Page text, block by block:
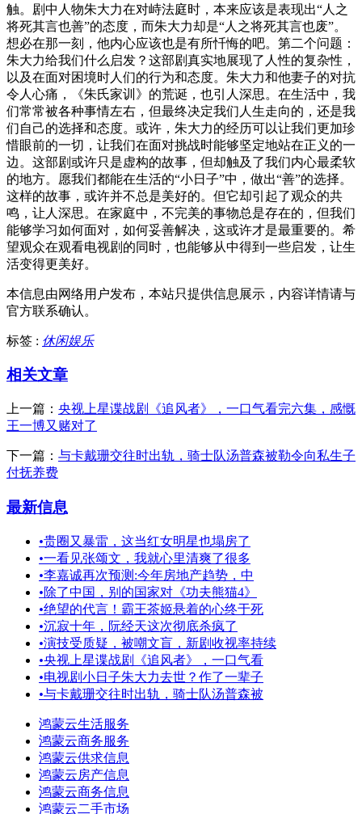
触。剧中人物朱大力在对峙法庭时，本来应该是表现出“人之
将死其言也善”的态度，而朱大力却是“人之将死其言也废”。
想必在那一刻，他内心应该也是有所忏悔的吧。第二个问题：
朱大力给我们什么启发？这部剧真实地展现了人性的复杂性，
以及在面对困境时人们的行为和态度。朱大力和他妻子的对抗
令人心痛，《朱氏家训》的荒诞，也引人深思。在生活中，我
们常常被各种事情左右，但最终决定我们人生走向的，还是我
们自己的选择和态度。或许，朱大力的经历可以让我们更加珍
惜眼前的一切，让我们在面对挑战时能够坚定地站在正义的一
边。这部剧或许只是虚构的故事，但却触及了我们内心最柔软
的地方。愿我们都能在生活的“小日子”中，做出“善”的选择。
这样的故事，或许并不总是美好的。但它却引起了观众的共
鸣，让人深思。在家庭中，不完美的事物总是存在的，但我们
能够学习如何面对，如何妥善解决，这或许才是最重要的。希
望观众在观看电视剧的同时，也能够从中得到一些启发，让生
活变得更美好。
本信息由网络用户发布， 本站只提供信息展示，内容详情请与
官方联系确认。
标签 : 休闲娱乐
相关文章
上一篇： 央视上星谍战剧《追风者》，一口气看完六集，感慨
王一博又赌对了
下一篇： 与卡戴珊交往时出轨，骑士队汤普森被勒令向私生子
付抚养费
最新信息
•贵圈又暴雷，这当红女明星也塌房了
•一看见张颂文，我就心里清爽了很多
•李嘉诚再次预测:今年房地产趋势，中
•除了中国，别的国家对《功夫熊猫4》
•绝望的代言！霸王茶姬悬着的心终于死
•沉寂十年，阮经天这次彻底杀疯了
•演技受质疑，被嘲文盲，新剧收视率持续
•央视上星谍战剧《追风者》，一口气看
•电视剧小日子朱大力去世？作了一辈子
•与卡戴珊交往时出轨，骑士队汤普森被
鸿蒙云生活服务
鸿蒙云商务服务
鸿蒙云供求信息
鸿蒙云房产信息
鸿蒙云商务信息
鸿蒙云二手市场